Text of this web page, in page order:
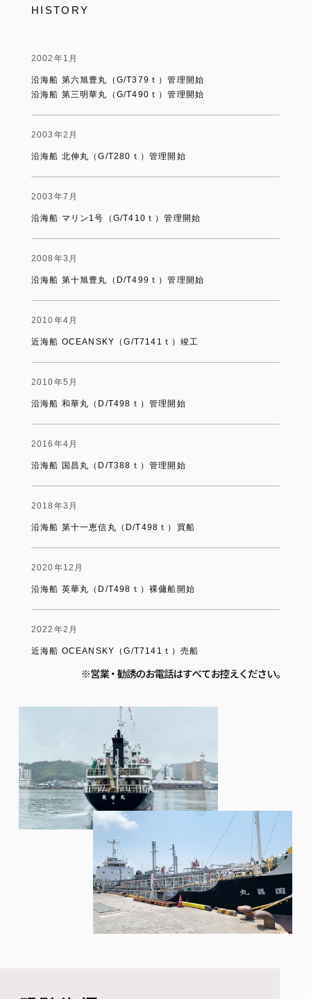
HISTORY
2002年1月
沿海船 第六旭豊丸（G/T379ｔ）管理開始
沿海船 第三明華丸（G/T490ｔ）管理開始
2003年2月
沿海船 北伸丸（G/T280ｔ）管理開始
2003年7月
沿海船 マリン1号（G/T410ｔ）管理開始
2008年3月
沿海船 第十旭豊丸（D/T499ｔ）管理開始
2010年4月
近海船 OCEANSKY（G/T7141ｔ）竣工
2010年5月
沿海船 和華丸（D/T498ｔ）管理開始
2016年4月
沿海船 国昌丸（D/T388ｔ）管理開始
2018年3月
沿海船 第十一恵信丸（D/T498ｔ）買船
2020年12月
沿海船 英華丸（D/T498ｔ）裸傭船開始
2022年2月
近海船 OCEANSKY（G/T7141ｔ）売船